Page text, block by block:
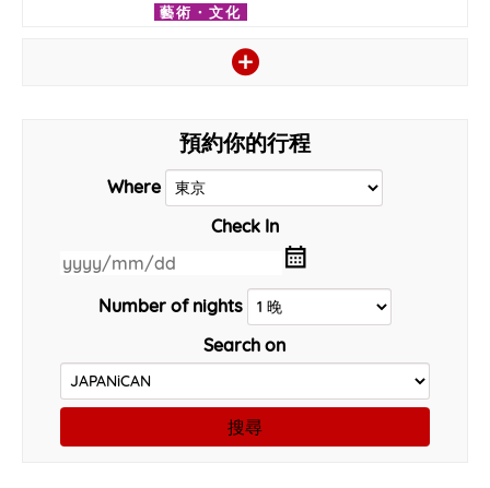
藝術・文化
預約你的行程
Where
Check In
Number of nights
Search on
搜尋